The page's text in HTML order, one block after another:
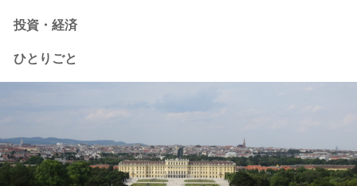
投資・経済
ひとりごと